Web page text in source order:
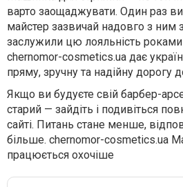
варто заощаджувати. Один раз
майстер зазвичай надовго з ним
заслужили цю лояльність роками
chernomor-cosmetics.ua дає
пряму, зручну та надійну дорогу
Якщо ви будуєте свій барбер-
старий — зайдіть і подивіться
сайті. Питань стане менше,
більше. chernomor-cosmetics.ua
працюється охочіше